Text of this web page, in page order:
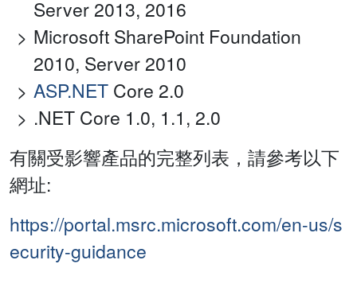
Server 2013, 2016
Microsoft SharePoint Foundation
2010, Server 2010
ASP.NET Core 2.0
.NET Core 1.0, 1.1, 2.0
有關受影響產品的完整列表，請參考以下
網址:
https://portal.msrc.microsoft.com/en-us/s
ecurity-guidance